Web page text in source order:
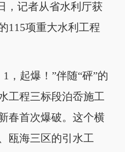
，记者从省水利厅获
115项重大水利工程
起爆！”伴随“砰”的
工程三标段泊岙施工
春首次爆破。这个横
瓯海三区的引水工